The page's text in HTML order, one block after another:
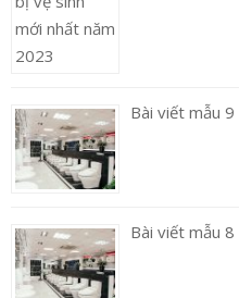
Bài viết mẫu 9
Bài viết mẫu 8